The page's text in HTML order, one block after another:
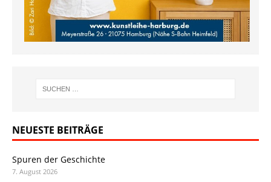
NEUESTE BEITRÄGE
Spuren der Geschichte
7. August 2026